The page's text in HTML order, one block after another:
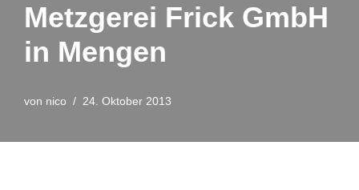
Metzgerei Frick GmbH
in Mengen
von nico 24. Oktober 2013